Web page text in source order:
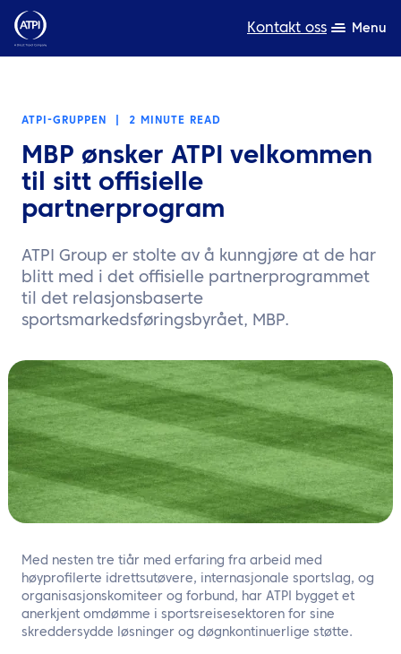
Kontakt oss Menu
Ressurser
Om oss
Bærekraft
TravelHub Login
Kontakt oss
ATPI-GRUPPEN 2 MINUTE READ
MBP ønsker ATPI velkommen
til sitt offisielle
partnerprogram
ATPI Group er stolte av å kunngjøre at de har
blitt med i det offisielle partnerprogrammet
til det relasjonsbaserte
sportsmarkedsføringsbyrået, MBP.
Med nesten tre tiår med erfaring fra arbeid med
høyprofilerte idrettsutøvere, internasjonale sportslag, og
organisasjonskomiteer og forbund, har ATPI bygget et
anerkjent omdømme i sportsreisesektoren for sine
skreddersydde løsninger og døgnkontinuerlige støtte.